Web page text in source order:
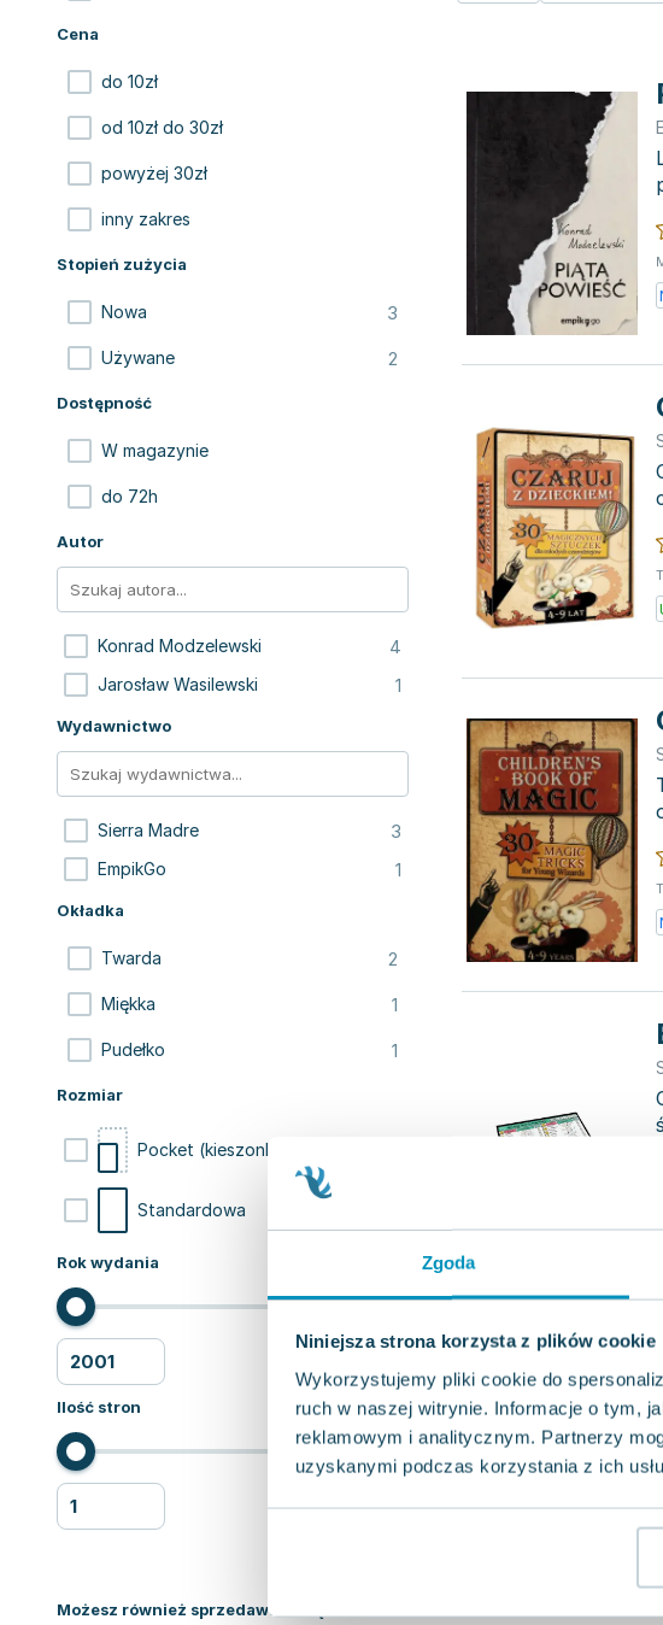
Zgoda
Niniejsza strona korzysta z plików cookie
Wykorzystujemy pliki cookie do
ruch w naszej witrynie. Informacje o tym,
reklamowym i analitycznym. Partnerzy
uzyskanymi podczas korzystania z ich
Cena
do 10zł
od 10zł do 30zł
powyżej 30zł
inny zakres
Stopień zużycia
Nowa 3
Używane 2
Dostępność
W magazynie
do 72h
Autor
Konrad Modzelewski 4
Jarosław Wasilewski 1
Wydawnictwo
Sierra Madre 3
EmpikGo 1
Okładka
Twarda 2
Miękka 1
Pudełko 1
Rozmiar
Pocket (kieszonkowa)
Standardowa
Rok wydania
Ilość stron
Możesz również sprzedawać ksiązki!